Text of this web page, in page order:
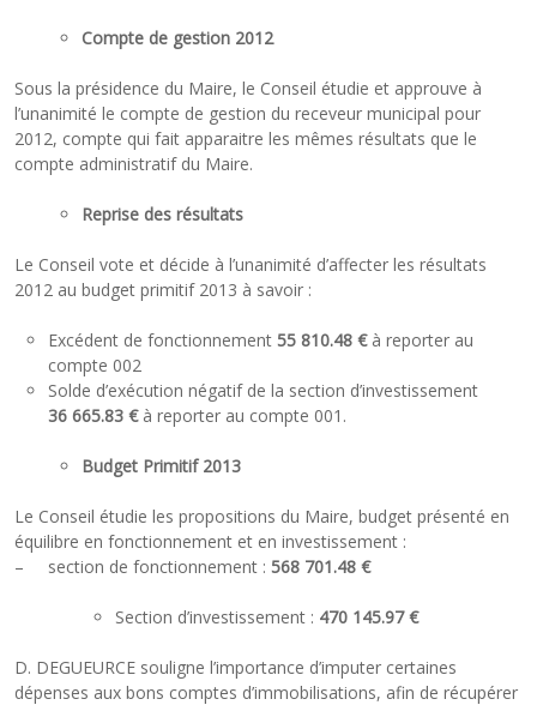
Compte de gestion 2012
Sous la présidence du Maire, le Conseil étudie et approuve à
l’unanimité le compte de gestion du receveur municipal pour
2012, compte qui fait apparaitre les mêmes résultats que le
compte administratif du Maire.
Reprise des résultats
Le Conseil vote et décide à l’unanimité d’affecter les résultats
2012 au budget primitif 2013 à savoir :
Excédent de fonctionnement55 810.48 €à reporter au
compte 002
Solde d’exécution négatif de la section d’investissement
36 665.83 €à reporter au compte 001.
Budget Primitif 2013
Le Conseil étudie les propositions du Maire, budget présenté en
équilibre en fonctionnement et en investissement :
– section de fonctionnement :568 701.48 €
Section d’investissement : 470 145.97 €
D. DEGUEURCE souligne l’importance d’imputer certaines
dépenses aux bons comptes d’immobilisations, afin de récupérer